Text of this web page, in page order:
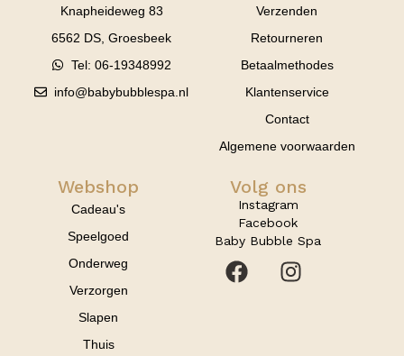
Knapheideweg 83
6562 DS, Groesbeek
Tel: 06-19348992
info@babybubblespa.nl
Verzenden
Retourneren
Betaalmethodes
Klantenservice
Contact
Algemene voorwaarden
Webshop
Cadeau's
Speelgoed
Onderweg
Verzorgen
Slapen
Thuis
Volg ons
Instagram
Facebook
Baby Bubble Spa